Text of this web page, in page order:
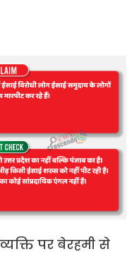
पर बेरहमी से